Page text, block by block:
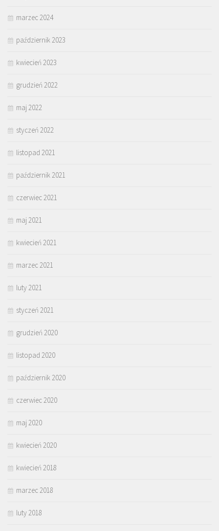
marzec 2024
październik 2023
kwiecień 2023
grudzień 2022
maj 2022
styczeń 2022
listopad 2021
październik 2021
czerwiec 2021
maj 2021
kwiecień 2021
marzec 2021
luty 2021
styczeń 2021
grudzień 2020
listopad 2020
październik 2020
czerwiec 2020
maj 2020
kwiecień 2020
kwiecień 2018
marzec 2018
luty 2018